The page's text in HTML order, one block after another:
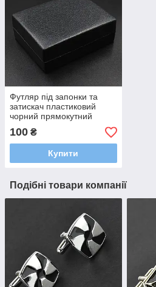
Футляр під запонки та
затискач пластиковий
чорний прямокутний
розмір 75 Х 55 Х 25 мм із
ложементом білого
кольору
100 ₴
Купити
Подібні товари компанії